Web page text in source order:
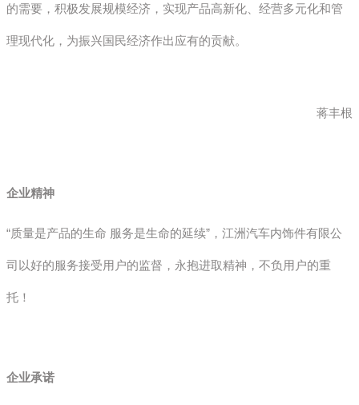
的需要，积极发展规模经济，实现产品高新化、经营多元化和管
理现代化，为振兴国民经济作出应有的贡献。
蒋丰根
企业精神
“质量是产品的生命 服务是生命的延续”，江洲汽车内饰件有限公
司以好的服务接受用户的监督，永抱进取精神，不负用户的重
托！
企业承诺